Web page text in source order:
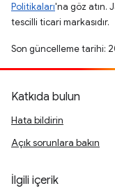
Politikaları'na göz atın.
tescilli ticari markasıdır.
Son güncelleme tarihi:
Katkıda bulun
Hata bildirin
Açık sorunlara bakın
İlgili içerik